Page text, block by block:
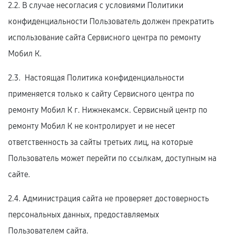
2.2. В случае несогласия с условиями Политики
конфиденциальности Пользователь должен прекратить
использование сайта Сервисного центра по ремонту
Мобил К.
2.3. Настоящая Политика конфиденциальности
применяется только к сайту Сервисного центра по
ремонту Мобил К г. Нижнекамск. Сервисный центр по
ремонту Мобил К не контролирует и не несет
ответственность за сайты третьих лиц, на которые
Пользователь может перейти по ссылкам, доступным на
сайте.
2.4. Администрация сайта не проверяет достоверность
персональных данных, предоставляемых
Пользователем сайта.